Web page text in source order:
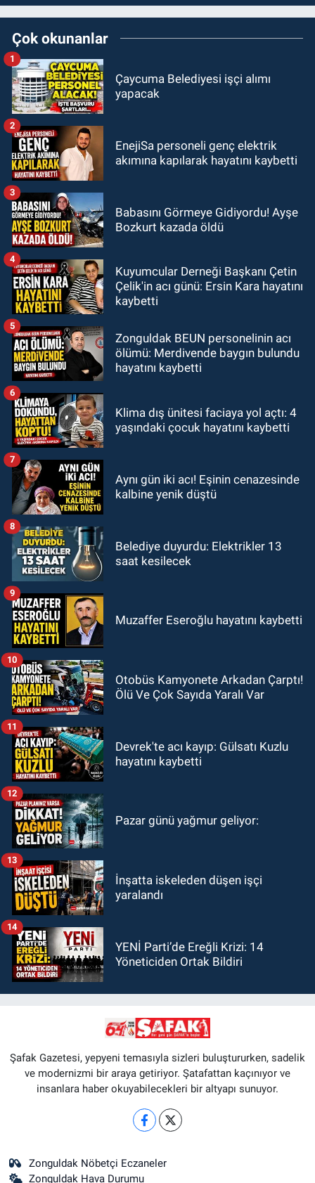
Çok okunanlar
Çaycuma Belediyesi işçi alımı
yapacak
1
EnejiSa personeli genç elektrik
akımına kapılarak hayatını kaybetti
2
Babasını Görmeye Gidiyordu! Ayşe
Bozkurt kazada öldü
3
Kuyumcular Derneği Başkanı Çetin
Çelik'in acı günü: Ersin Kara hayatını
kaybetti
4
Zonguldak BEUN personelinin acı
ölümü: Merdivende baygın bulundu
hayatını kaybetti
5
Klima dış ünitesi faciaya yol açtı: 4
yaşındaki çocuk hayatını kaybetti
6
Aynı gün iki acı! Eşinin cenazesinde
kalbine yenik düştü
7
Belediye duyurdu: Elektrikler 13
saat kesilecek
8
Muzaffer Eseroğlu hayatını kaybetti
9
Otobüs Kamyonete Arkadan Çarptı!
Ölü Ve Çok Sayıda Yaralı Var
10
Devrek'te acı kayıp: Gülsatı Kuzlu
hayatını kaybetti
11
Pazar günü yağmur geliyor:
12
İnşatta iskeleden düşen işçi
yaralandı
13
YENİ Parti’de Ereğli Krizi: 14
Yöneticiden Ortak Bildiri
14
Şafak Gazetesi, yepyeni temasıyla sizleri buluştururken, sadelik
ve modernizmi bir araya getiriyor. Şatafattan kaçınıyor ve
insanlara haber okuyabilecekleri bir altyapı sunuyor.
Zonguldak Nöbetçi Eczaneler
Zonguldak Hava Durumu